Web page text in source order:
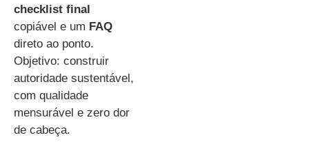
checklist final
copiável e um FAQ
direto ao ponto.
Objetivo: construir
autoridade sustentável,
com qualidade
mensurável e zero dor
de cabeça.